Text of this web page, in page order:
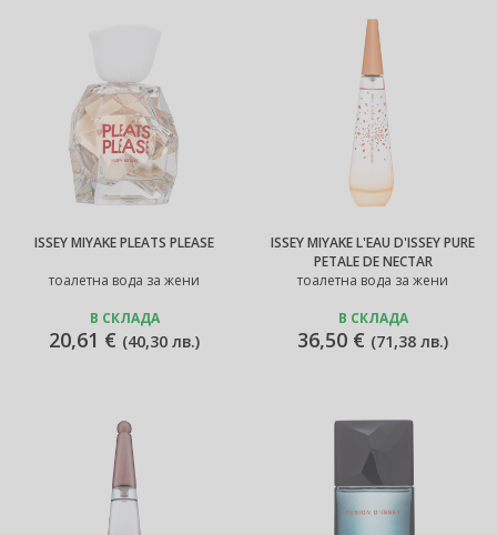
ISSEY MIYAKE PLEATS PLEASE
тоалетна вода за жени
В СКЛАДА
20,61 € (40,30 лв.)
ISSEY MIYAKE L'EAU D'ISSEY PURE
PETALE DE NECTAR
тоалетна вода за жени
В СКЛАДА
36,50 € (71,38 лв.)